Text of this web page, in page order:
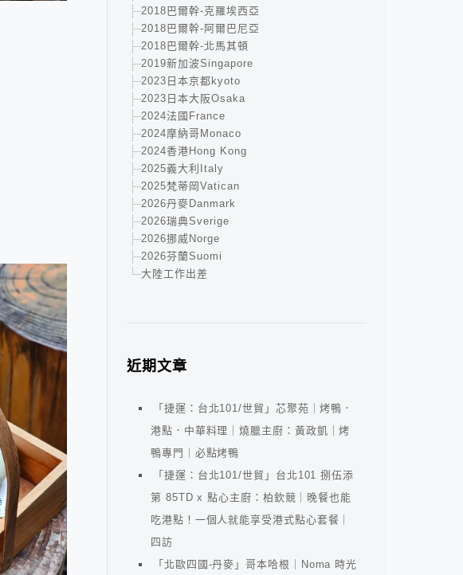
2018巴爾幹-克羅埃西亞
2018巴爾幹-阿爾巴尼亞
2018巴爾幹-北馬其頓
2019新加波Singapore
2023日本京都kyoto
2023日本大阪Osaka
2024法國France
2024摩納哥Monaco
2024香港Hong Kong
2025義大利Italy
2025梵蒂岡Vatican
2026丹麥Danmark
2026瑞典Sverige
2026挪威Norge
2026芬蘭Suomi
大陸工作出差
近期文章
「捷運：台北101/世貿」芯聚苑｜烤鴨．
港點．中華料理｜燒臘主廚：黃政凱｜烤
鴨專門｜必點烤鴨
「捷運：台北101/世貿」台北101 捌伍添
第 85TD x 點心主廚：柏欽競｜晚餐也能
吃港點！一個人就能享受港式點心套餐｜
四訪
「北歐四國-丹麥」哥本哈根｜Noma 時光